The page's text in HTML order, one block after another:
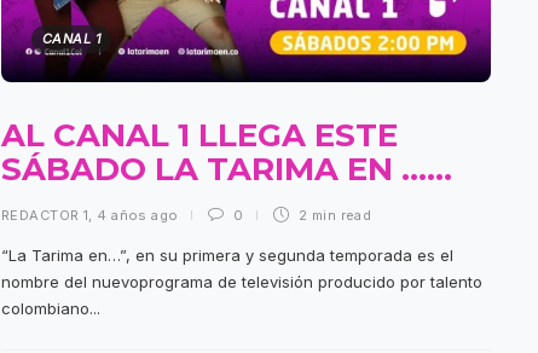
CANAL 1
AL CANAL 1 LLEGA ESTE
SÁBADO LA TARIMA EN ……
REDACTOR 1 4 años ago 0 2 min read
“La Tarima en…”, en su primera y segunda temporada es el
nombre del nuevoprograma de televisión producido por talento
colombiano...